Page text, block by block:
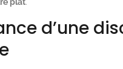
d’une